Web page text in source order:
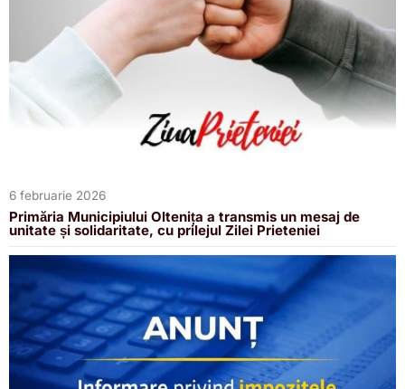
6 februarie 2026
Primăria Municipiului Oltenița a transmis un mesaj de
unitate și solidaritate, cu prilejul Zilei Prieteniei